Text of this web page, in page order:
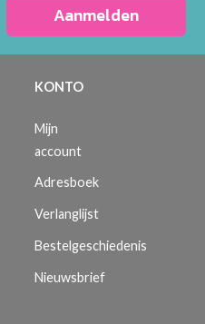
Aanmelden
KONTO
Mijn
account
Adresboek
Verlanglijst
Bestelgeschiedenis
Nieuwsbrief